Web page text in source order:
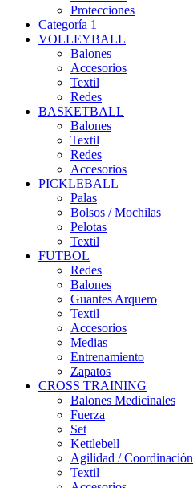
Protecciones
Categoría 1
VOLLEYBALL
Balones
Accesorios
Textil
Redes
BASKETBALL
Balones
Textil
Redes
Accesorios
PICKLEBALL
Palas
Bolsos / Mochilas
Pelotas
Textil
FUTBOL
Redes
Balones
Guantes Arquero
Textil
Accesorios
Medias
Entrenamiento
Zapatos
CROSS TRAINING
Balones Medicinales
Fuerza
Set
Kettlebell
Agilidad / Coordinación
Textil